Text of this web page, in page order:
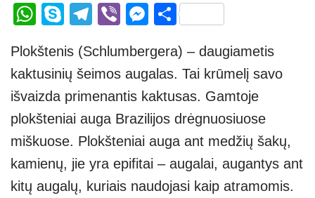
W
at
s
A
p
p
S
p
e
T
e
gr
a
m
Vi
er
M
ss
e
n
g
er
S
ar
e
Plokštenis (Schlumbergera) – daugiametis
kaktusinių šeimos augalas. Tai krūmelį savo
išvaizda primenantis kaktusas. Gamtoje
plokšteniai auga Brazilijos drėgnuosiuose
miškuose. Plokšteniai auga ant medžių šakų,
kamienų, jie yra epifitai – augalai, augantys ant
kitų augalų, kuriais naudojasi kaip atramomis.